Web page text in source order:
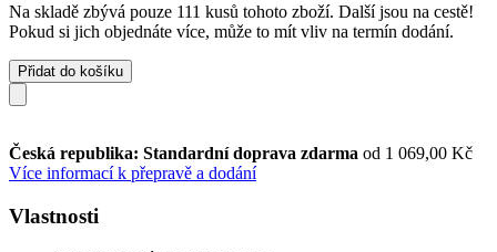
Na skladě zbývá pouze 111 kusů tohoto zboží. Další jsou na cestě!
Pokud si jich objednáte více, může to mít vliv na termín dodání.
Přidat do košíku
Česká republika: Standardní doprava zdarma od 1 069,00 Kč
Více informací k přepravě a dodání
Vlastnosti